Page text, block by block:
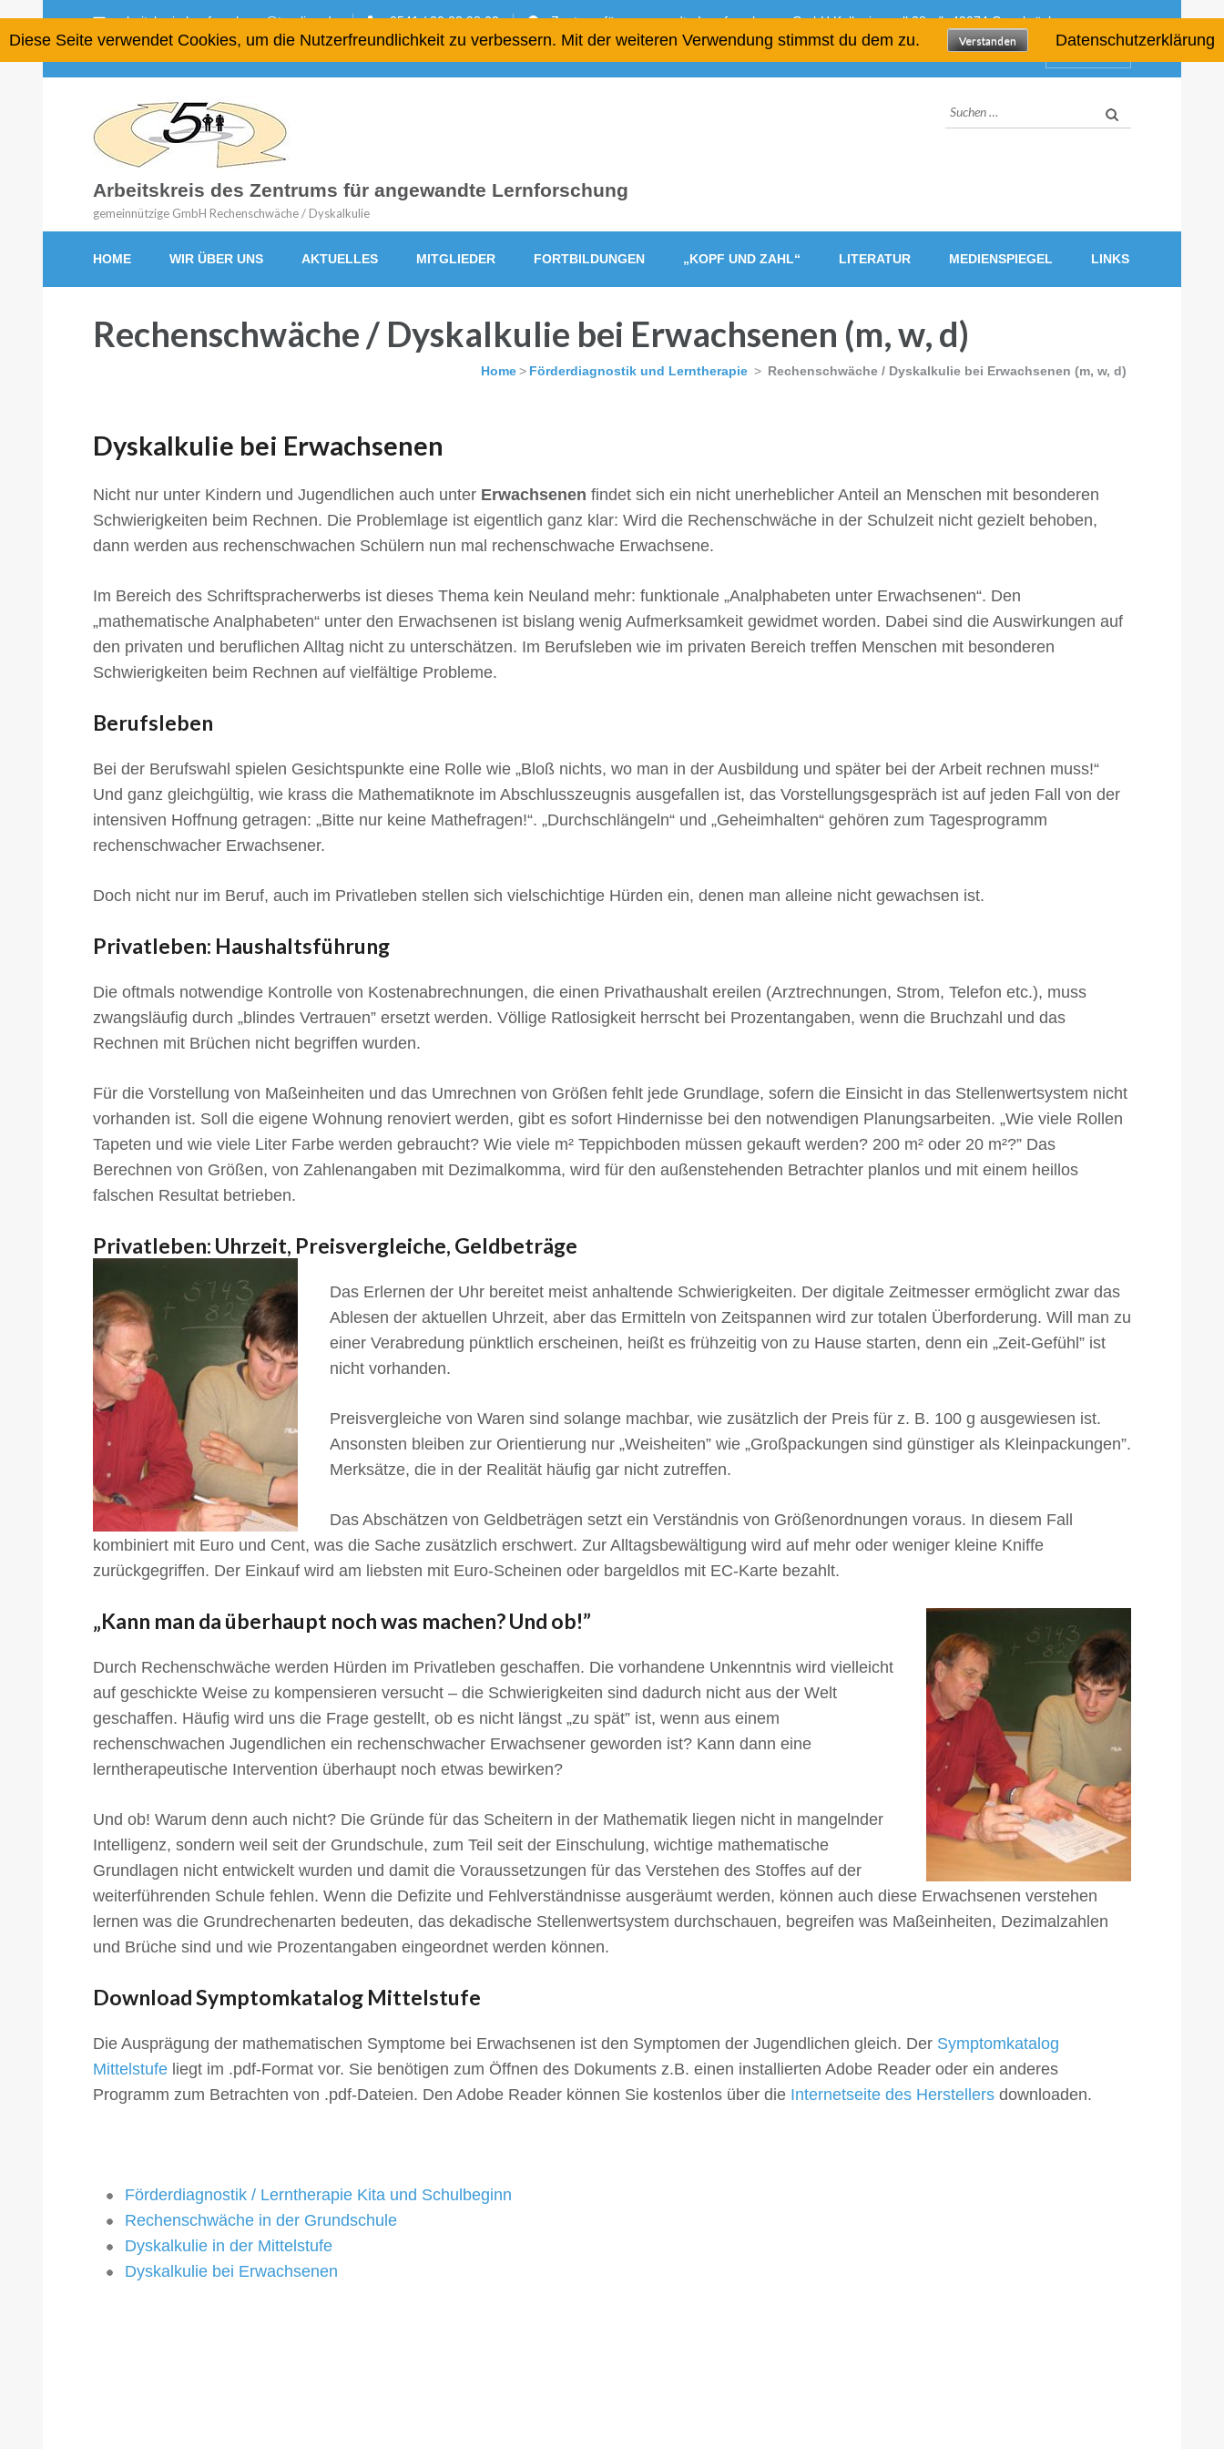
arbeitskreis-lernforschung@t-online.de 0541 / 20 23 98 02 Zentrum für angewandte Lernforschung gGmbH Kollegienwall 28 a/b 49074 Osnabrück
Arbeitskreis des Zentrums für angewandte Lernforschung
gemeinnützige GmbH Rechenschwäche / Dyskalkulie
Suchen
nach:
HOME WIR ÜBER UNS AKTUELLES MITGLIEDER FORTBILDUNGEN „KOPF UND ZAHL“ LITERATUR MEDIENSPIEGEL LINKS
Rechenschwäche / Dyskalkulie bei Erwachsenen (m, w, d)
Home> Förderdiagnostik und Lerntherapie > Rechenschwäche / Dyskalkulie bei Erwachsenen (m, w, d)
Dyskalkulie bei Erwachsenen
Nicht nur unter Kindern und Jugendlichen auch unter Erwachsenen findet sich ein nicht unerheblicher Anteil an Menschen mit besonderen
Schwierigkeiten beim Rechnen. Die Problemlage ist eigentlich ganz klar: Wird die Rechenschwäche in der Schulzeit nicht gezielt behoben,
dann werden aus rechenschwachen Schülern nun mal rechenschwache Erwachsene.
Im Bereich des Schriftspracherwerbs ist dieses Thema kein Neuland mehr: funktionale „Analphabeten unter Erwachsenen“. Den
„mathematische Analphabeten“ unter den Erwachsenen ist bislang wenig Aufmerksamkeit gewidmet worden. Dabei sind die Auswirkungen auf
den privaten und beruflichen Alltag nicht zu unterschätzen. Im Berufsleben wie im privaten Bereich treffen Menschen mit besonderen
Schwierigkeiten beim Rechnen auf vielfältige Probleme.
Berufsleben
Bei der Berufswahl spielen Gesichtspunkte eine Rolle wie „Bloß nichts, wo man in der Ausbildung und später bei der Arbeit rechnen muss!“
Und ganz gleichgültig, wie krass die Mathematiknote im Abschlusszeugnis ausgefallen ist, das Vorstellungsgespräch ist auf jeden Fall von der
intensiven Hoffnung getragen: „Bitte nur keine Mathefragen!“. „Durchschlängeln“ und „Geheimhalten“ gehören zum Tagesprogramm
rechenschwacher Erwachsener.
Doch nicht nur im Beruf, auch im Privatleben stellen sich vielschichtige Hürden ein, denen man alleine nicht gewachsen ist.
Privatleben: Haushaltsführung
Die oftmals notwendige Kontrolle von Kostenabrechnungen, die einen Privathaushalt ereilen (Arztrechnungen, Strom, Telefon etc.), muss
zwangsläufig durch „blindes Vertrauen” ersetzt werden. Völlige Ratlosigkeit herrscht bei Prozentangaben, wenn die Bruchzahl und das
Rechnen mit Brüchen nicht begriffen wurden.
Für die Vorstellung von Maßeinheiten und das Umrechnen von Größen fehlt jede Grundlage, sofern die Einsicht in das Stellenwertsystem nicht
vorhanden ist. Soll die eigene Wohnung renoviert werden, gibt es sofort Hindernisse bei den notwendigen Planungsarbeiten. „Wie viele Rollen
Tapeten und wie viele Liter Farbe werden gebraucht? Wie viele m² Teppichboden müssen gekauft werden? 200 m² oder 20 m²?” Das
Berechnen von Größen, von Zahlenangaben mit Dezimalkomma, wird für den außenstehenden Betrachter planlos und mit einem heillos
falschen Resultat betrieben.
Privatleben: Uhrzeit, Preisvergleiche, Geldbeträge
Das Erlernen der Uhr bereitet meist anhaltende Schwierigkeiten. Der digitale Zeitmesser ermöglicht zwar das
Ablesen der aktuellen Uhrzeit, aber das Ermitteln von Zeitspannen wird zur totalen Überforderung. Will man zu
einer Verabredung pünktlich erscheinen, heißt es frühzeitig von zu Hause starten, denn ein „Zeit-Gefühl” ist
nicht vorhanden.
Preisvergleiche von Waren sind solange machbar, wie zusätzlich der Preis für z. B. 100 g ausgewiesen ist.
Ansonsten bleiben zur Orientierung nur „Weisheiten” wie „Großpackungen sind günstiger als Kleinpackungen”.
Merksätze, die in der Realität häufig gar nicht zutreffen.
Das Abschätzen von Geldbeträgen setzt ein Verständnis von Größenordnungen voraus. In diesem Fall
kombiniert mit Euro und Cent, was die Sache zusätzlich erschwert. Zur Alltagsbewältigung wird auf mehr oder weniger kleine Kniffe
zurückgegriffen. Der Einkauf wird am liebsten mit Euro-Scheinen oder bargeldlos mit EC-Karte bezahlt.
„Kann man da überhaupt noch was machen? Und ob!”
Durch Rechenschwäche werden Hürden im Privatleben geschaffen. Die vorhandene Unkenntnis wird vielleicht
auf geschickte Weise zu kompensieren versucht – die Schwierigkeiten sind dadurch nicht aus der Welt
geschaffen. Häufig wird uns die Frage gestellt, ob es nicht längst „zu spät” ist, wenn aus einem
rechenschwachen Jugendlichen ein rechenschwacher Erwachsener geworden ist? Kann dann eine
lerntherapeutische Intervention überhaupt noch etwas bewirken?
Und ob! Warum denn auch nicht? Die Gründe für das Scheitern in der Mathematik liegen nicht in mangelnder
Intelligenz, sondern weil seit der Grundschule, zum Teil seit der Einschulung, wichtige mathematische
Grundlagen nicht entwickelt wurden und damit die Voraussetzungen für das Verstehen des Stoffes auf der
weiterführenden Schule fehlen. Wenn die Defizite und Fehlverständnisse ausgeräumt werden, können auch diese Erwachsenen verstehen
lernen was die Grundrechenarten bedeuten, das dekadische Stellenwertsystem durchschauen, begreifen was Maßeinheiten, Dezimalzahlen
und Brüche sind und wie Prozentangaben eingeordnet werden können.
Download Symptomkatalog Mittelstufe
Die Ausprägung der mathematischen Symptome bei Erwachsenen ist den Symptomen der Jugendlichen gleich. Der Symptomkatalog
Mittelstufe liegt im .pdf-Format vor. Sie benötigen zum Öffnen des Dokuments z.B. einen installierten Adobe Reader oder ein anderes
Programm zum Betrachten von .pdf-Dateien. Den Adobe Reader können Sie kostenlos über die Internetseite des Herstellers downloaden.
Förderdiagnostik / Lerntherapie Kita und Schulbeginn
Rechenschwäche in der Grundschule
Dyskalkulie in der Mittelstufe
Dyskalkulie bei Erwachsenen
Diese Seite verwendet Cookies, um die Nutzerfreundlichkeit zu verbessern. Mit der weiteren Verwendung stimmst du dem zu. Verstanden Datenschutzerklärung